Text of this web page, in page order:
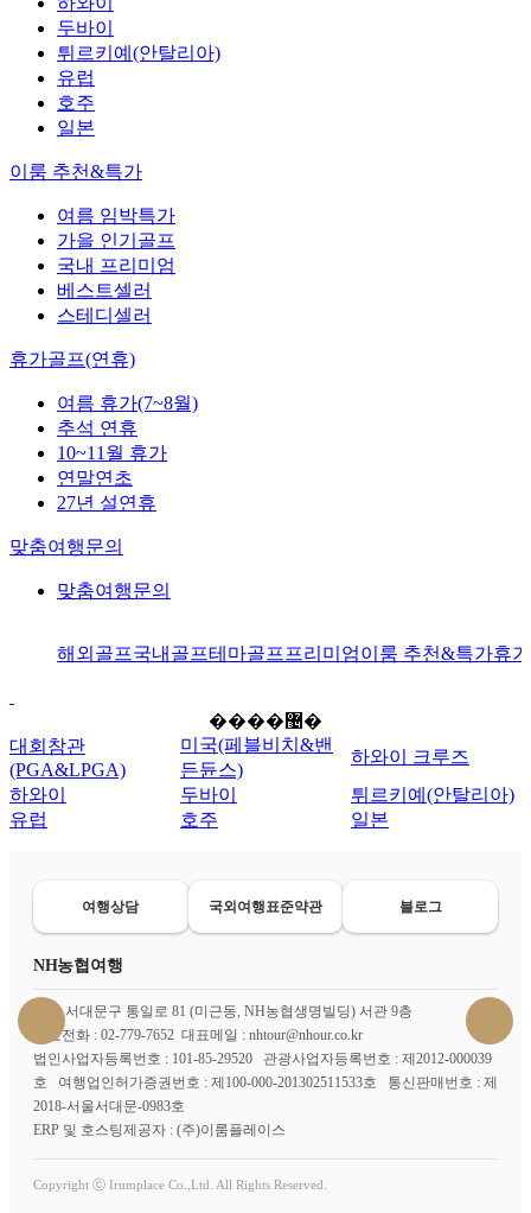
두바이
튀르키예(안탈리아)
유럽
호주
일본
이룸 추천&특가
여름 임박특가
가을 인기골프
국내 프리미엄
베스트셀러
스테디셀러
휴가골프(연휴)
여름 휴가(7~8월)
추석 연휴
10~11월 휴가
연말연초
27년 설연휴
맞춤여행문의
맞춤여행문의
해외골프국내골프테마골프 프리미엄이룸 추천&특가휴
����޴�
대회참관
(PGA&LPGA)
미국(페블비치&밴
든듄스)
하와이 크루즈
하와이
두바이
튀르키예(안탈리아)
유럽
호주 일본
여행상담 국외여행표준약관 블로그
NH농협여행
서울 서대문구 통일로 81 (미근동, NH농협생명빌딩) 서관 9층
대표전화 : 02-779-7652 대표메일 : nhtour@nhour.co.kr
법인사업자등록번호 : 101-85-29520 관광사업자등록번호 : 제2012-000039
호 여행업인허가증권번호 : 제100-000-201302511533호 통신판매번호 : 제
2018-서울서대문-0983호
ERP 및 호스팅제공자 : (주)이룸플레이스
Copyright ⓒ Irumplace Co.,Ltd. All Rights Reserved.